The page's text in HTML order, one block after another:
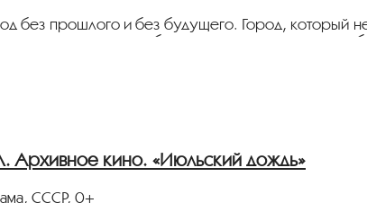
без прошлого и без будущего. Город, который
легкие деньги, возбуждение и растерянность
нала для нового русского по кличке Майкл
невеста Майкла влюбляется в его друга,
в рамках программы«МОСКВА. День города
кино. «Июльский дождь»
СССР, 0+